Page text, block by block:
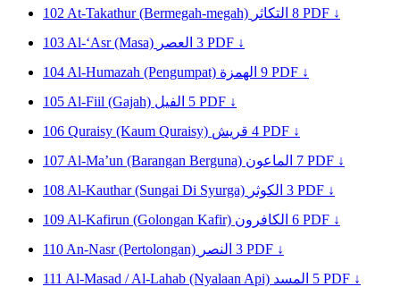
102 At-Takathur (Bermegah-megah) التكاثر 8 PDF ↓
103 Al-‘Asr (Masa) العصر 3 PDF ↓
104 Al-Humazah (Pengumpat) الهمزة 9 PDF ↓
105 Al-Fiil (Gajah) الفيل 5 PDF ↓
106 Quraisy (Kaum Quraisy) قريش 4 PDF ↓
107 Al-Ma’un (Barangan Berguna) الماعون 7 PDF ↓
108 Al-Kauthar (Sungai Di Syurga) الكوثر 3 PDF ↓
109 Al-Kafirun (Golongan Kafir) الكافرون 6 PDF ↓
110 An-Nasr (Pertolongan) النصر 3 PDF ↓
111 Al-Masad / Al-Lahab (Nyalaan Api) المسد 5 PDF ↓